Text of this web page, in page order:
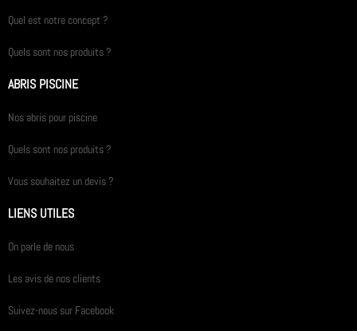
Quel est notre concept ?
Quels sont nos produits ?
ABRIS PISCINE
Nos abris pour piscine
Quels sont nos produits ?
Vous souhaitez un devis ?
LIENS UTILES
On parle de nous
Les avis de nos clients
Suivez-nous sur Facebook